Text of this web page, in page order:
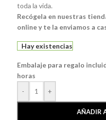
toda la vida.
Recógela en nuestras
online y te la enviamos a
Hay existencias
Embalaje para regalo
horas
-
+
AÑADIR